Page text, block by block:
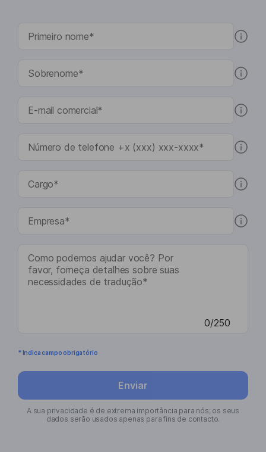
0/250
* Indica campo obrigatório
Enviar
A sua privacidade é de extrema importância para nós; os seus
dados serão usados apenas para fins de contacto.